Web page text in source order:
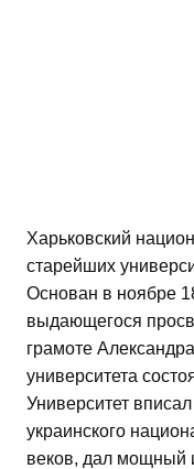
Харьковский
старейших
Основан в ноябре
выдающегося
грамоте
университета
Университет
украинского
веков, дал мощный